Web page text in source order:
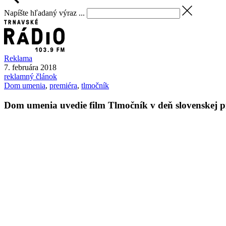
Napíšte hľadaný výraz ...
Reklama
7. februára 2018
reklamný článok
Dom umenia, premiéra, tlmočník
Dom umenia uvedie film Tlmočník v deň slovenskej